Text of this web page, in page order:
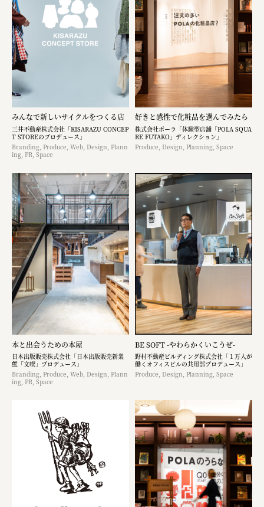
みんなで新しいサイクルをつくる店
三井不動産株式会社「KISARAZU CONCEP
T STOREのプロデュース」
Branding, Produce, Web, Design, Plann
ing, PR, Space
好きと感性で化粧品を選んでみたら
株式会社ポーラ「体験型店舗「POLA SQUA
RE FUTAKO」ディレクション」
Produce, Design, Planning, Space
本と出会うための本屋
日本出版販売株式会社「日本出版販売新業
態「文喫」プロデュース」
Branding, Produce, Web, Design, Plann
ing, PR, Space
BE SOFT -やわらかくいこうぜ-
野村不動産ビルディング株式会社「１万人が
働くオフィスビルの共用部プロデュース」
Produce, Design, Planning, Space